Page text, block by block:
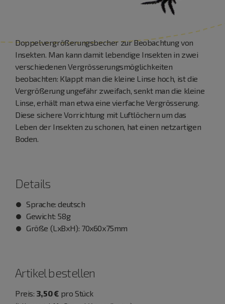
Doppelvergrößerungsbecher zur Beobachtung von
Insekten. Man kann damit lebendige Insekten in zwei
verschiedenen Vergrösserungsmöglichkeiten
beobachten: Klappt man die kleine Linse hoch, ist die
Vergrößerung ungefähr zweifach, senkt man die kleine
Linse, erhält man etwa eine vierfache Vergrösserung.
Diese sichere Vorrichtung mit Luftlöchern um das
Leben der Insekten zu schonen, hat einen netzartigen
Boden.
Details
Sprache: deutsch
Gewicht: 58g
Größe (LxBxH): 70x60x75mm
Artikel bestellen
Preis: 3,50 € pro Stück